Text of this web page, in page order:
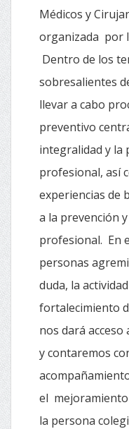
Médicos y
organizada por
Dentro de los
sobresalientes
llevar a cabo
preventivo
integralidad y la
profesional, así
experiencias de
a la prevención
profesional. En
personas
duda, la
fortalecimiento
nos dará acceso
y contaremos
el
la persona